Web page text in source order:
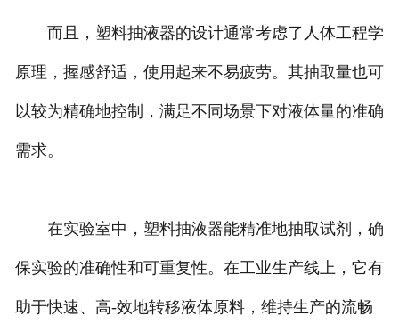
而且，塑料抽液器的设计通常考虑了人体工程学
原理，握感舒适，使用起来不易疲劳。其抽取量也可
以较为精确地控制，满足不同场景下对液体量的准确
需求。
在实验室中，塑料抽液器能精准地抽取试剂，确
保实验的准确性和可重复性。在工业生产线上，它有
助于快速、高-效地转移液体原料，维持生产的流畅